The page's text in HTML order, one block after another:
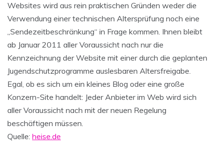
Websites wird aus rein praktischen Gründen weder die
Verwendung einer technischen Altersprüfung noch eine
„Sendezeitbeschränkung“ in Frage kommen. Ihnen bleibt
ab Januar 2011 aller Voraussicht nach nur die
Kennzeichnung der Website mit einer durch die geplanten
Jugendschutzprogramme auslesbaren Altersfreigabe.
Egal, ob es sich um ein kleines Blog oder eine große
Konzern-Site handelt: Jeder Anbieter im Web wird sich
aller Voraussicht nach mit der neuen Regelung
beschäftigen müssen.
Quelle: heise.de